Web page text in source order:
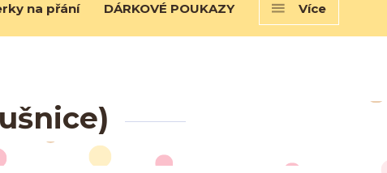
na přání DÁRKOVÉ POUKAZY Více